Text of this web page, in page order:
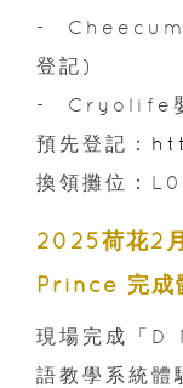
-
登記)
- Cryolife嬰
預先登記：
換領攤位：
2025荷花2
Prince 完成
現場完成「
語教學系統體